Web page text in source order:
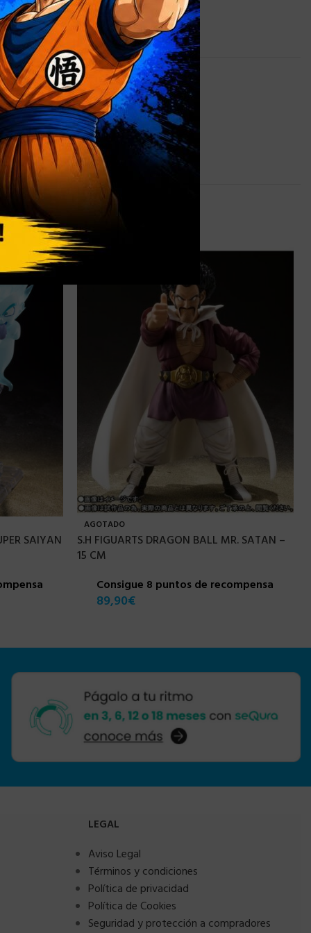
0,9 kg
SAIYAN
AGOTADO
S.H FIGUARTS DRAGON BALL MR. SATAN –
15 CM
Consigue 8 puntos de recompensa
89,90€
LEGAL
Aviso Legal
Términos y condiciones
Política de privacidad
Política de Cookies
Seguridad y protección a compradores